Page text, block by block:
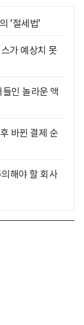
'절세법'
가 예상치 못
인 놀라운 액
바뀐 결제 순
해야 할 회사